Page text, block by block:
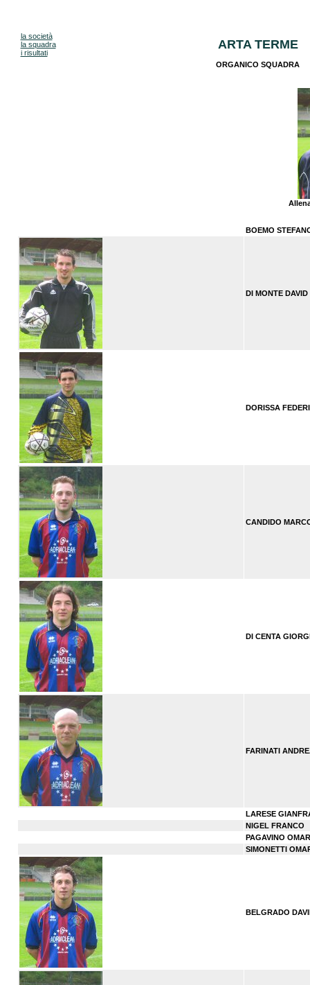
la società
la squadra
i risultati
ARTA TERME
ORGANICO SQUADRA
BOEMO
DI MONTE DAVID
DORISSA
CANDIDO
DI CENTA
FARINATI
LARESE
NIGEL FRANCO
PAGAVINO OMAR
SIMONETTI
BELGRADO